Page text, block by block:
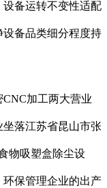
备运转不变性适配
备品类细分程度持
加工两大营业
落江苏省昆山市张
物吸塑盒除尘设
保管理企业的出产